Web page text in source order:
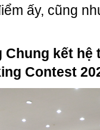
ấy, cũng
Chung kết
Contest